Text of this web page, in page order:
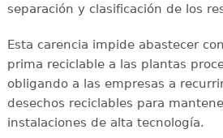
separación y clasificación de los
Esta carencia impide abastecer
prima reciclable a las plantas
obligando a las empresas a
desechos reciclables para
instalaciones de alta tecnología.